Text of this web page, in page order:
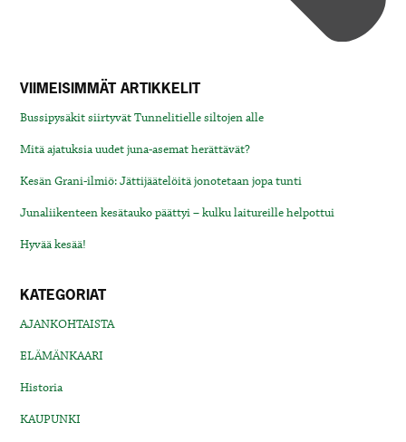
VIIMEISIMMÄT ARTIKKELIT
Bussipysäkit siirtyvät Tunnelitielle siltojen alle
Mitä ajatuksia uudet juna-asemat herättävät?
Kesän Grani-ilmiö: Jättijäätelöitä jonotetaan jopa tunti
Junaliikenteen kesätauko päättyi – kulku laitureille helpottui
Hyvää kesää!
KATEGORIAT
AJANKOHTAISTA
ELÄMÄNKAARI
Historia
KAUPUNKI